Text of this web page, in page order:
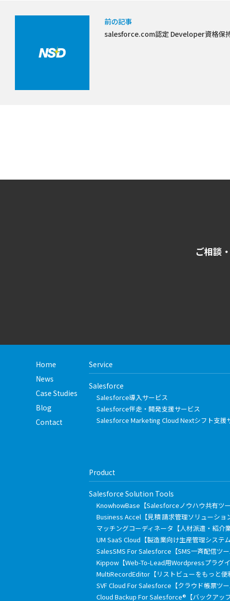
前の記事
salesforce.com認定 Developer資格保
ご相談
Home
News
Case Studies
Blog
Contact
Service
Salesforce
Salesforce導入サービス
Salesforce伴走・開発支援サービス
Salesforce Marketing Cloud Nextシフト支援
Product
Salesforce Solution Tools
KnowhowBase【Salesforceノウハウ共有ツー
Business Accel【見積 請求管理ソリューショ
マッチングコーディネータ【人材派遣・紹介
UM SaaS Cloud【製造業向け生産管理システム
SalesSMS For Salesforce【SMS一斉配信ツー
Kippow【Web-To-Lead用Wordpressプラグイ
MultiRecordEditor【リストビューをもっと便
SVF Cloud For Salesforce【クラウド帳票ツー
Cloud Backup For Salesforce®【バックアップ